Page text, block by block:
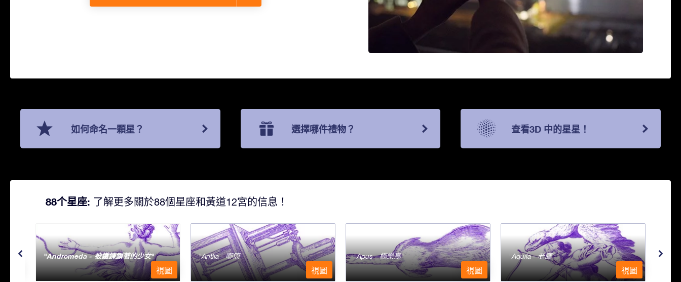
如何命名一顆星？ 選擇哪件禮物？ 查看3D 中的星星！
88个星座: 了解更多關於88個星座和黃道12宮的信息！
Andromeda - 被鐵鍊鎖著的少女
視圖
Antlia - 唧筒
視圖
Apus - 極樂鳥
視圖
Aquila - 老鷹
視圖